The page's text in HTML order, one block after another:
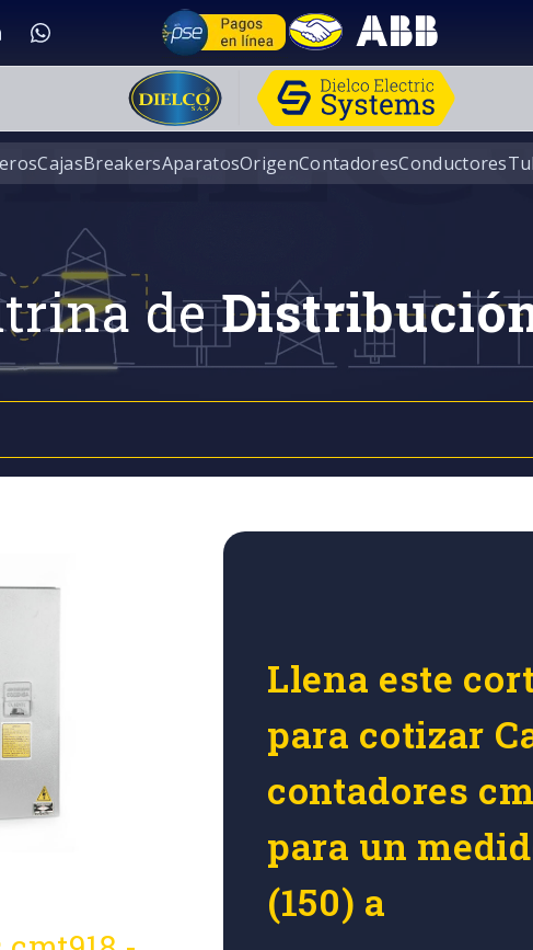
CajasBreakersAparatosOrigenContadoresConductores
de
Llena este
para cotizar
contadores
para un
(150) a